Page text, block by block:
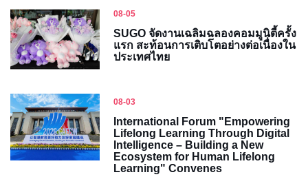
08-05
SUGO จัดงานเฉลิมฉลองคอมมูนิตี้ครั้ง
แรก สะท้อนการเติบโตอย่างต่อเนื่องใน
ประเทศไทย
08-03
International Forum "Empowering
Lifelong Learning Through Digital
Intelligence – Building a New
Ecosystem for Human Lifelong
Learning" Convenes